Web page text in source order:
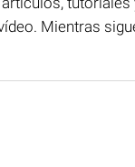
Mientras